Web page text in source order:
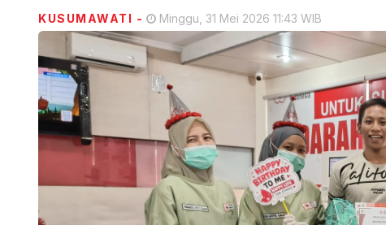
KUSUMAWATI - Minggu, 31 Mei 2026 11:43 WIB